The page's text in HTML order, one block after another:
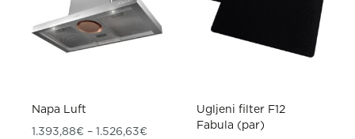
Napa Luft
1.393,88€ – 1.526,63€ Raspon cijena: od 1.393,88€ do
Ugljeni filter F12
Fabula (par)